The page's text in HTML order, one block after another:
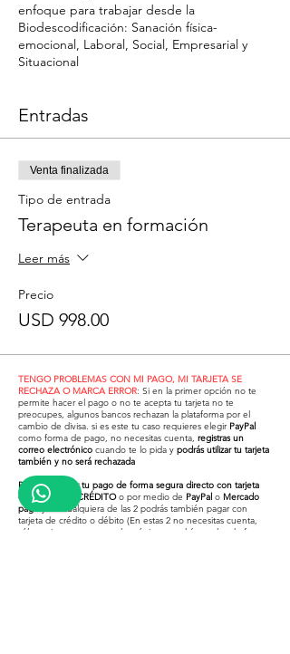
enfoque para trabajar desde la
Biodescodificación: Sanación física-
emocional, Laboral, Social, Empresarial y
Situacional
Entradas
Venta finalizada
Tipo de entrada
Terapeuta en formación
Leer más
Precio
USD 998.00
TENGO PROBLEMAS CON MI PAGO, MI TARJETA SE
RECHAZA O MARCA ERROR: Si en la primer opción no te
permite hacer el pago o no te acepta tu tarjeta no te
preocupes, algunos bancos rechazan la plataforma por el
cambio de divisa. si es este tu caso requieres elegir PayPal
como forma de pago, no necesitas cuenta, registras un
correo electrónico cuando te lo pida y podrás utilizar tu tarjeta
también y no será rechazada
Puedes realizar tu pago de forma segura directo con tarjeta
de DÉBITO O CRÉDITOo por medio de PayPal o Mercado
pago
y en cualquiera de las 2 podrás también pagar con
tarjeta de crédito o débito (En estas 2 no necesitas cuenta,
sólo registras un correo electrónico y podrás usarlos de forma